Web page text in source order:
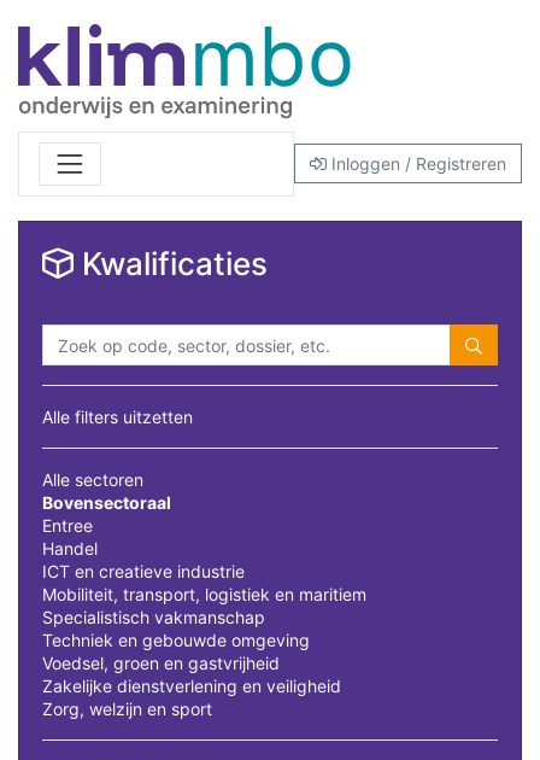
Inloggen / Registreren
Kwalificaties
Alle filters uitzetten
Alle sectoren
Bovensectoraal
Entree
Handel
ICT en creatieve industrie
Mobiliteit, transport, logistiek en maritiem
Specialistisch vakmanschap
Techniek en gebouwde omgeving
Voedsel, groen en gastvrijheid
Zakelijke dienstverlening en veiligheid
Zorg, welzijn en sport